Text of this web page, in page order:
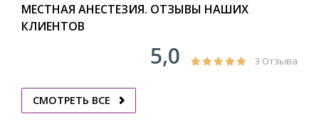
МЕСТНАЯ АНЕСТЕЗИЯ. ОТЗЫВЫ НАШИХ
КЛИЕНТОВ
5,0 3 Отзыва
СМОТРЕТЬ ВСЕ